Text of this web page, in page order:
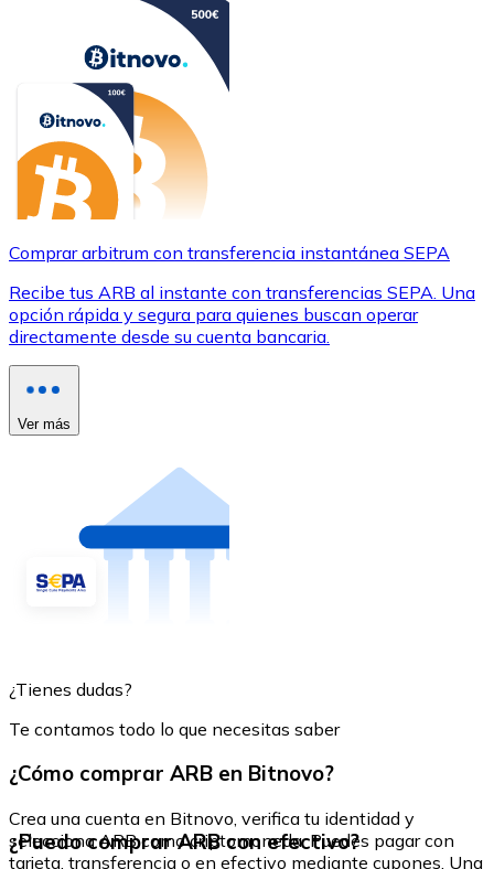
Comprar arbitrum con transferencia instantánea SEPA
Recibe tus ARB al instante con transferencias SEPA. Una
opción rápida y segura para quienes buscan operar
directamente desde su cuenta bancaria.
Ver más
¿Tienes dudas?
Te contamos todo lo que necesitas saber
¿Cómo comprar ARB en Bitnovo?
Crea una cuenta en Bitnovo, verifica tu identidad y
selecciona ARB como criptomoneda. Puedes pagar con
tarjeta, transferencia o en efectivo mediante cupones. Una
¿Puedo comprar ARB con efectivo?